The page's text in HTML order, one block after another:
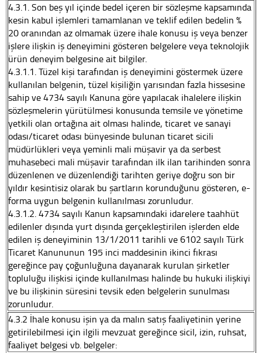
4.3.1. Son beş yıl içinde bedel içeren bir sözleşme kapsamında
kesin kabul işlemleri tamamlanan ve teklif edilen bedelin %
20 oranından az olmamak üzere ihale konusu iş veya benzer
işlere ilişkin iş deneyimini gösteren belgelere veya teknolojik
ürün deneyim belgesine ait bilgiler.
4.3.1.1. Tüzel kişi tarafından iş deneyimini göstermek üzere
kullanılan belgenin, tüzel kişiliğin yarısından fazla hissesine
sahip ve 4734 sayılı Kanuna göre yapılacak ihalelere ilişkin
sözleşmelerin yürütülmesi konusunda temsile ve yönetime
yetkili olan ortağına ait olması halinde, ticaret ve sanayi
odası/ticaret odası bünyesinde bulunan ticaret sicili
müdürlükleri veya yeminli mali müşavir ya da serbest
muhasebeci mali müşavir tarafından ilk ilan tarihinden sonra
düzenlenen ve düzenlendiği tarihten geriye doğru son bir
yıldır kesintisiz olarak bu şartların korunduğunu gösteren, e-
forma uygun belgenin kullanılması zorunludur.
4.3.1.2. 4734 sayılı Kanun kapsamındaki idarelere taahhüt
edilenler dışında yurt dışında gerçekleştirilen işlerden elde
edilen iş deneyiminin 13/1/2011 tarihli ve 6102 sayılı Türk
Ticaret Kanununun 195 inci maddesinin ikinci fıkrası
gereğince pay çoğunluğuna dayanarak kurulan şirketler
topluluğu ilişkisi içinde kullanılması halinde bu hukuki ilişkiyi
ve bu ilişkinin süresini tevsik eden belgelerin sunulması
zorunludur.
4.3.2 İhale konusu işin ya da malın satış faaliyetinin yerine
getirilebilmesi için ilgili mevzuat gereğince sicil, izin, ruhsat,
faaliyet belgesi vb. belgeler: